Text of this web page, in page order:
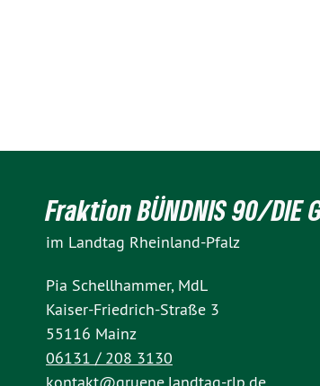
Fraktion BÜNDNIS 90/DIE
im Landtag Rheinland-Pfalz
Pia Schellhammer, MdL
Kaiser-Friedrich-Straße 3
55116 Mainz
06131 / 208 3130